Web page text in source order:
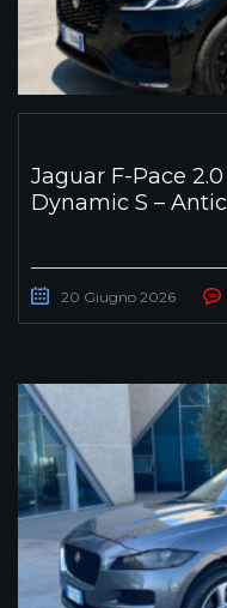
Jaguar F-Pace
Dynamic S –
20 Giugno 2026